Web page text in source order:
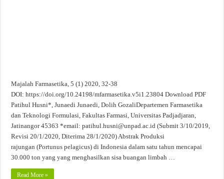
Majalah Farmasetika, 5 (1) 2020, 32-38
DOI: https://doi.org/10.24198/mfarmasetika.v5i1.23804 Download PDF
Patihul Husni*, Junaedi Junaedi, Dolih GozaliDepartemen Farmasetika
dan Teknologi Formulasi, Fakultas Farmasi, Universitas Padjadjaran,
Jatinangor 45363 *email: patihul.husni@unpad.ac.id (Submit 3/10/2019,
Revisi 20/1/2020, Diterima 28/1/2020) Abstrak Produksi
rajungan (Portunus pelagicus) di Indonesia dalam satu tahun mencapai
30.000 ton yang yang menghasilkan sisa buangan limbah …
Read More »